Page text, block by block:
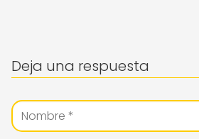
Deja una respuesta